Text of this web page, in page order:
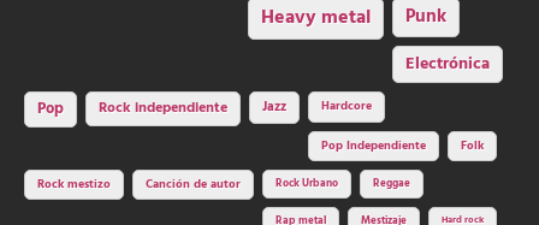
Heavy metal Punk
Electrónica
Pop Rock independiente Jazz Hardcore
Pop Independiente Folk
Rock mestizo Canción de autor Rock Urbano Reggae
Rap metal Mestizaje Hard rock